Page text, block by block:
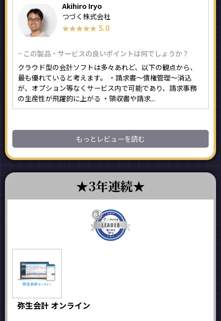
Akihiro Iryo
つづく株式会社
★★★★★
★★★★★ 5.0
− この製品・サービスの良いポイントは何でしょうか？
クラウド型の会計ソフトは多々あれど、以下の観点から、
最も優れていると考えます。 ・請求書〜債権管理〜消込
が、オプション等なくサービス内で可能であり、請求事務
の生産性が飛躍的に上がる ・領収書や請求...
もっとレビューを読む
3年連続
弥生会計 オンライン